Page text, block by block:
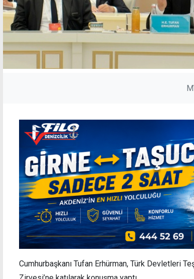
Cumhurbaşkanı Tufan Erhürman, Türk Devletleri